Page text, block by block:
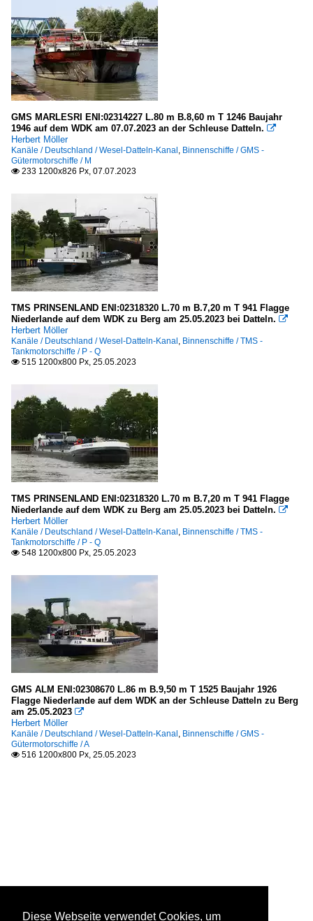
GMS MARLESRI ENI:02314227 L.80 m B.8,60 m T 1246 Baujahr
1946 auf dem WDK am 07.07.2023 an der Schleuse Datteln. 
Herbert Möller
Kanäle / Deutschland / Wesel-Datteln-Kanal , Binnenschiffe / GMS -
Gütermotorschiffe / M
 233 1200x826 Px, 07.07.2023
TMS PRINSENLAND ENI:02318320 L.70 m B.7,20 m T 941 Flagge
Niederlande auf dem WDK zu Berg am 25.05.2023 bei Datteln. 
Herbert Möller
Kanäle / Deutschland / Wesel-Datteln-Kanal , Binnenschiffe / TMS -
Tankmotorschiffe / P - Q
 515 1200x800 Px, 25.05.2023
TMS PRINSENLAND ENI:02318320 L.70 m B.7,20 m T 941 Flagge
Niederlande auf dem WDK zu Berg am 25.05.2023 bei Datteln. 
Herbert Möller
Kanäle / Deutschland / Wesel-Datteln-Kanal , Binnenschiffe / TMS -
Tankmotorschiffe / P - Q
 548 1200x800 Px, 25.05.2023
GMS ALM ENI:02308670 L.86 m B.9,50 m T 1525 Baujahr 1926
Flagge Niederlande auf dem WDK an der Schleuse Datteln zu Berg
am 25.05.2023 
Herbert Möller
Kanäle / Deutschland / Wesel-Datteln-Kanal , Binnenschiffe / GMS -
Gütermotorschiffe / A
 516 1200x800 Px, 25.05.2023
Diese Webseite verwendet Cookies, um